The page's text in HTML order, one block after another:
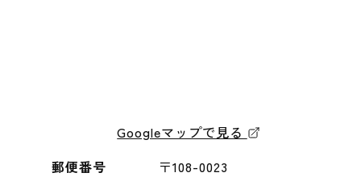
Googleマップで見る
郵便番号
〒108-0023